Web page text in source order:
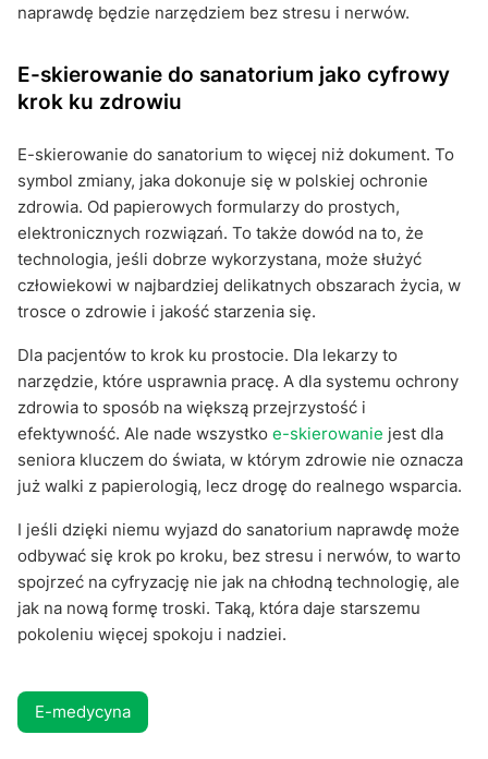
naprawdę będzie narzędziem bez stresu i nerwów.
E-skierowanie do sanatorium jako cyfrowy
krok ku zdrowiu
E-skierowanie do sanatorium to więcej niż dokument. To
symbol zmiany, jaka dokonuje się w polskiej ochronie
zdrowia. Od papierowych formularzy do prostych,
elektronicznych rozwiązań. To także dowód na to, że
technologia, jeśli dobrze wykorzystana, może służyć
człowiekowi w najbardziej delikatnych obszarach życia, w
trosce o zdrowie i jakość starzenia się.
Dla pacjentów to krok ku prostocie. Dla lekarzy to
narzędzie, które usprawnia pracę. A dla systemu ochrony
zdrowia to sposób na większą przejrzystość i
efektywność. Ale nade wszystko e-skierowanie jest dla
seniora kluczem do świata, w którym zdrowie nie oznacza
już walki z papierologią, lecz drogę do realnego wsparcia.
I jeśli dzięki niemu wyjazd do sanatorium naprawdę może
odbywać się krok po kroku, bez stresu i nerwów, to warto
spojrzeć na cyfryzację nie jak na chłodną technologię, ale
jak na nową formę troski. Taką, która daje starszemu
pokoleniu więcej spokoju i nadziei.
E-medycyna